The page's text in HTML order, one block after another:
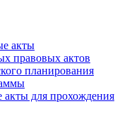
акты
правовых актов
планирования
для прохождения